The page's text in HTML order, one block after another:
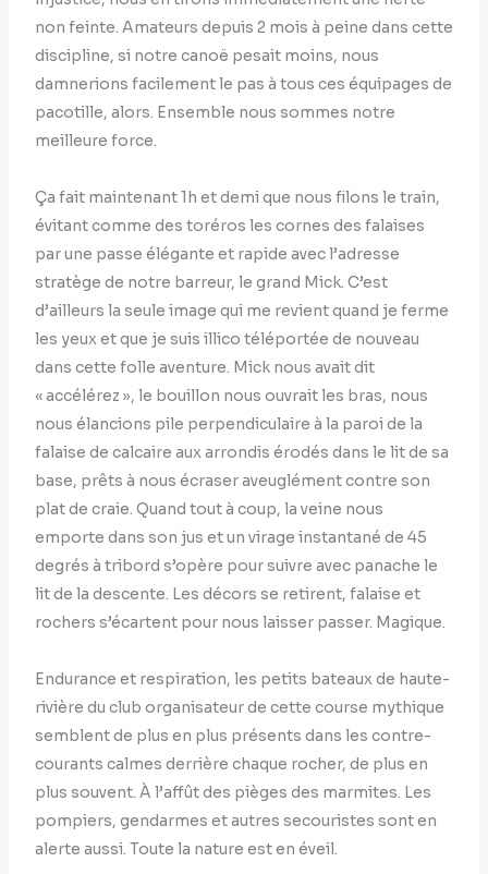
non feinte. Amateurs depuis 2 mois à peine dans cette
discipline, si notre canoë pesait moins, nous
damnerions facilement le pas à tous ces équipages de
pacotille, alors. Ensemble nous sommes notre
meilleure force.
Ça fait maintenant 1h et demi que nous filons le train,
évitant comme des toréros les cornes des falaises
par une passe élégante et rapide avec l’adresse
stratège de notre barreur, le grand Mick. C’est
d’ailleurs la seule image qui me revient quand je ferme
les yeux et que je suis illico téléportée de nouveau
dans cette folle aventure. Mick nous avait dit
« accélérez », le bouillon nous ouvrait les bras, nous
nous élancions pile perpendiculaire à la paroi de la
falaise de calcaire aux arrondis érodés dans le lit de sa
base, prêts à nous écraser aveuglément contre son
plat de craie. Quand tout à coup, la veine nous
emporte dans son jus et un virage instantané de 45
degrés à tribord s’opère pour suivre avec panache le
lit de la descente. Les décors se retirent, falaise et
rochers s’écartent pour nous laisser passer. Magique.
Endurance et respiration, les petits bateaux de haute-
rivière du club organisateur de cette course mythique
semblent de plus en plus présents dans les contre-
courants calmes derrière chaque rocher, de plus en
plus souvent. À l’affût des pièges des marmites. Les
pompiers, gendarmes et autres secouristes sont en
alerte aussi. Toute la nature est en éveil.